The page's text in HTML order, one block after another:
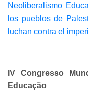
Neoliberalismo
los pueblos de
luchan contra el
IV Congresso
Educação